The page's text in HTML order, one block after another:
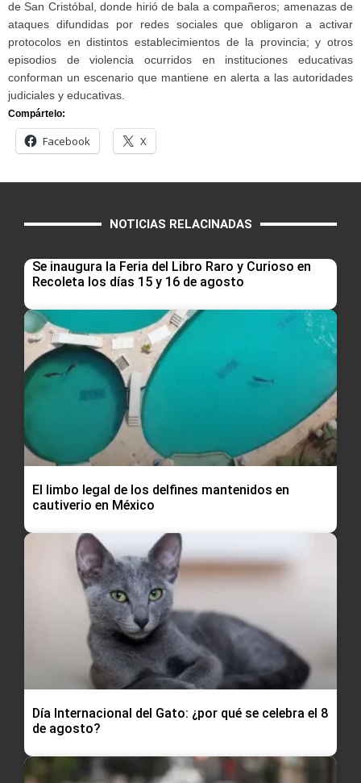
de San Cristóbal, donde hirió de bala a compañeros; amenazas de
ataques difundidas por redes sociales que obligaron a activar
protocolos en distintos establecimientos de la provincia; y otros
episodios de violencia ocurridos en instituciones educativas
conforman un escenario que mantiene en alerta a las autoridades
judiciales y educativas.
Compártelo:
Facebook X
NOTICIAS RELACINADAS
Se inaugura la Feria del Libro Raro y Curioso en
Recoleta los días 15 y 16 de agosto
El limbo legal de los delfines mantenidos en
cautiverio en México
Día Internacional del Gato: ¿por qué se celebra el 8
de agosto?